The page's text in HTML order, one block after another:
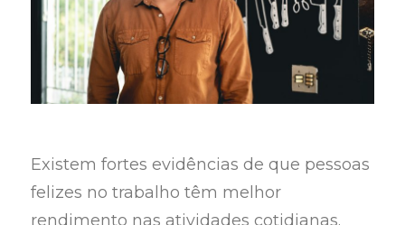
Existem fortes evidências de que pessoas
felizes no trabalho têm melhor
rendimento nas atividades cotidianas.